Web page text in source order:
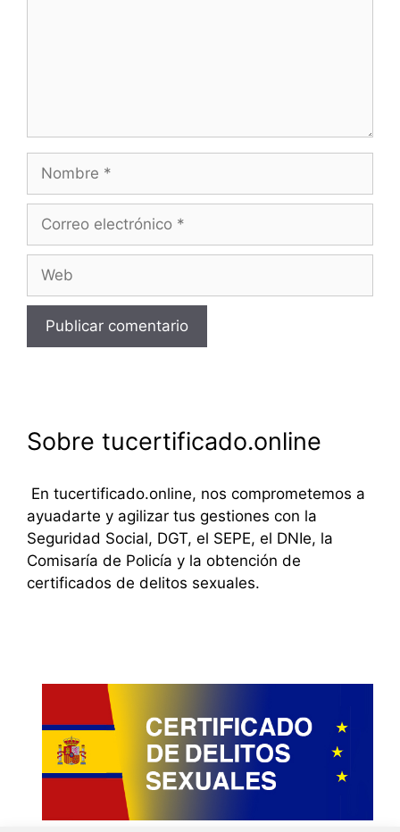
Nombre
Correo
Web
Sobre tucertificado.online
En tucertificado.online, nos comprometemos a
ayuadarte y agilizar tus gestiones con la
Seguridad Social, DGT, el SEPE, el DNIe, la
Comisaría de Policía y la obtención de
certificados de delitos sexuales.